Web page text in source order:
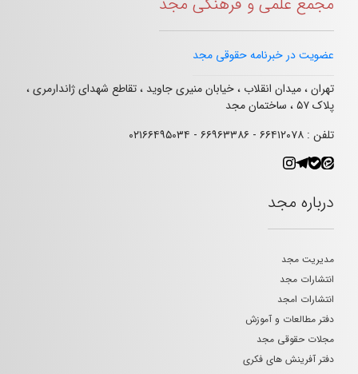
عضویت در خبرنامه حقوقی مجد
تهران ، میدان انقلاب ، خیابان منیری جاوید ، تقاطع شهدای ژاندارمری ،
پلاک ۵۷ ، ساختمان مجد
تلفن : ۶۶۴۱۲۰۷۸ - ۶۶۹۶۳۳۸۶ - ۰۲۱۶۶۴۹۵۰۳۴
درباره مجد
مدیریت مجد
انتشارات مجد
انتشارات امجد
دفتر مطالعات و آموزش
مجلات حقوقی مجد
دفتر آفرینش های فکری